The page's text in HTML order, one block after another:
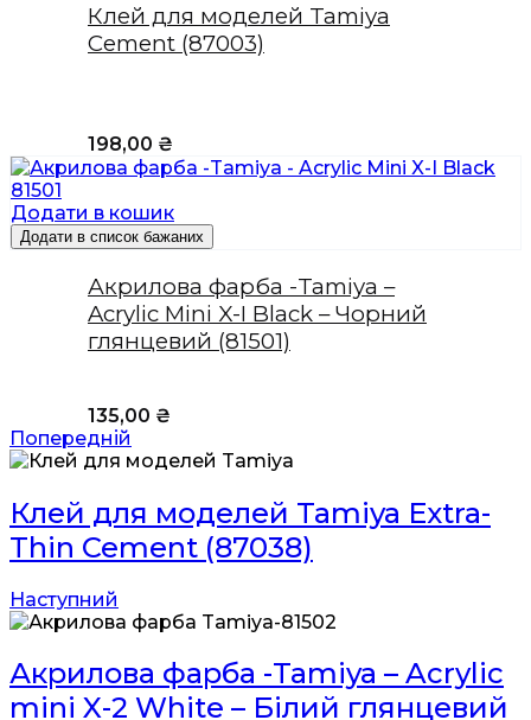
Клей для моделей Tamiya
Cement (87003)
198,00 ₴
Додати в кошик
Додати в список бажаних
Акрилова фарба -Tamiya –
Acrylic Mini X-I Black – Чорний
глянцевий (81501)
135,00 ₴
Попередній
Клей для моделей Tamiya Extra-
Thin Cement (87038)
Наступний
Акрилова фарба -Tamiya – Acrylic
mini X-2 White – Білий глянцевий